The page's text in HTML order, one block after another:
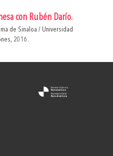
con Rubén Darío.
de Sinaloa / Universidad
2016.